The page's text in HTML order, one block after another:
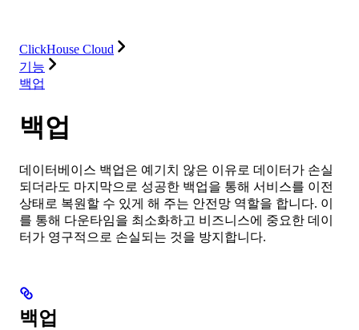
ClickHouse Cloud
기능
백업
백업
데이터베이스 백업은 예기치 않은 이유로 데이터가 손실
되더라도 마지막으로 성공한 백업을 통해 서비스를 이전
상태로 복원할 수 있게 해 주는 안전망 역할을 합니다. 이
를 통해 다운타임을 최소화하고 비즈니스에 중요한 데이
터가 영구적으로 손실되는 것을 방지합니다.
백업